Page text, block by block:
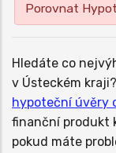
Porovnat
Hledáte co
v Ústeckém
hypoteční úvěry
finanční produkt
pokud máte